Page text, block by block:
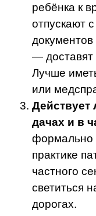
ребёнка к
отпускают
— доставят
Лучше
или
Действует
дачах и в
формально
практике
частного
светиться
дорогах.